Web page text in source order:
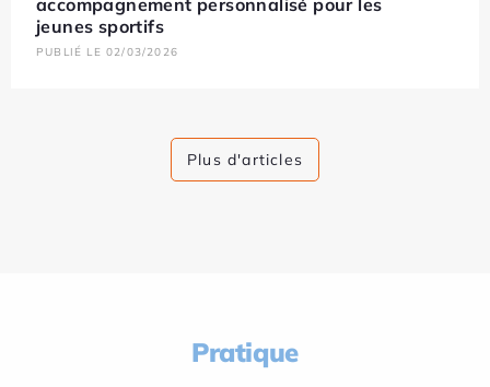
accompagnement personnalisé pour les
jeunes sportifs
PUBLIÉ LE 02/03/2026
Plus d'articles
Pratique